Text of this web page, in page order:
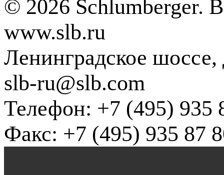
© 2026 Schlumberger.
www.slb.ru
Ленинградское
slb-ru@slb.com
Телефон: +7 (495) 935
Факс: +7 (495) 935 87